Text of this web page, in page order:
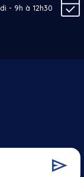
- 9h à 12h30